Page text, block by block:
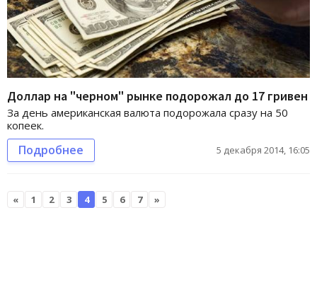
Доллар на "черном" рынке подорожал до 17 гривен
За день американская валюта подорожала сразу на 50
копеек.
Подробнее 5 декабря 2014, 16:05
« 1 2 3 4 5 6 7 »